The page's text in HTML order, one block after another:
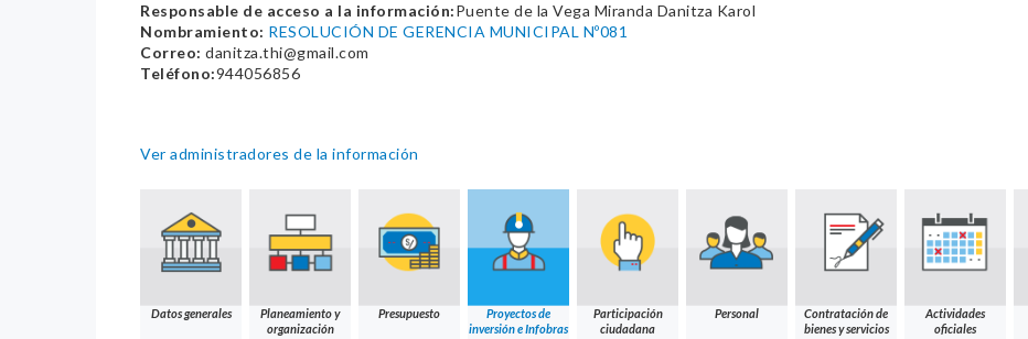
Responsable de acceso a la información:Puente de la Vega Miranda Danitza Karol
Nombramiento: RESOLUCIÓN DE GERENCIA MUNICIPAL Nº081
Correo: danitza.thi@gmail.com
Teléfono:944056856
Ver administradores de la información
Datos generales
Planeamiento y
organización
Presupuesto
Proyectos de
inversión e Infobras
Participación
ciudadana
Personal
Contratación de
bienes y servicios
Actividades
oficiales